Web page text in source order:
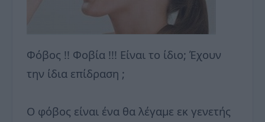
Φόβος !! Φοβία !!! Είναι το ίδιο; Έχουν
την ίδια επίδραση ;
Ο φόβος είναι ένα θα λέγαμε εκ γενετής